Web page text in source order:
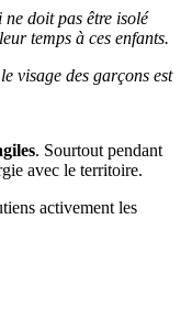
doit pas être isolé
temps à ces enfants.
visage des garçons est
. Sourtout pendant
avec le territoire.
activement les